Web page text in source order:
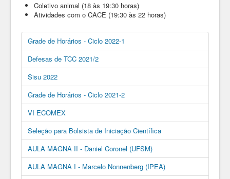
Coletivo animal (18 às 19:30 horas)
Atividades com o CACE (19:30 às 22 horas)
Grade de Horários - Ciclo 2022-1
Defesas de TCC 2021/2
Sisu 2022
Grade de Horários - Ciclo 2021-2
VI ECOMEX
Seleção para Bolsista de Iniciação Científica
AULA MAGNA II - Daniel Coronel (UFSM)
AULA MAGNA I - Marcelo Nonnenberg (IPEA)